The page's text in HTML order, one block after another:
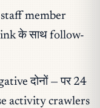
staff member
के साथ follow-
दोनों — पर 24
activity crawlers